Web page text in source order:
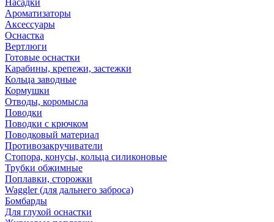
Насадки
Ароматизаторы
Аксессуары
Оснастка
Вертлюги
Готовые оснастки
Карабины, крепежи, застежки
Кольца заводные
Кормушки
Отводы, коромысла
Поводки
Поводки с крючком
Поводковый материал
Противозакручиватели
Стопора, конусы, кольца силиконовые
Трубки обжимные
Поплавки, сторожки
Waggler (для дальнего заброса)
Бомбарды
Для глухой оснастки